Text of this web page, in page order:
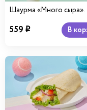
Шаурма «Много сыра».
559 i В